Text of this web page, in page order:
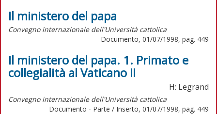
Il ministero del papa
Convegno internazionale dell'Università cattolica
Documento, 01/07/1998, pag. 449
Il ministero del papa. 1. Primato e
collegialità al Vaticano II
H: Legrand
Convegno internazionale dell'Università cattolica
Documento - Parte / Inserto, 01/07/1998, pag. 449